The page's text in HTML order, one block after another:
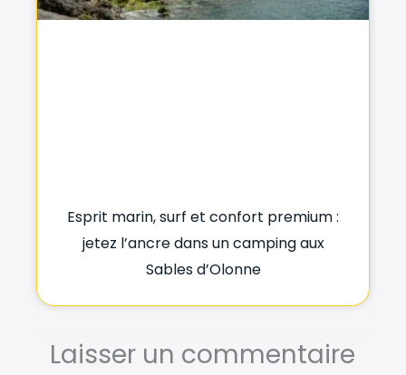
Esprit marin, surf et confort premium :
jetez l’ancre dans un camping aux
Sables d’Olonne
Laisser un commentaire